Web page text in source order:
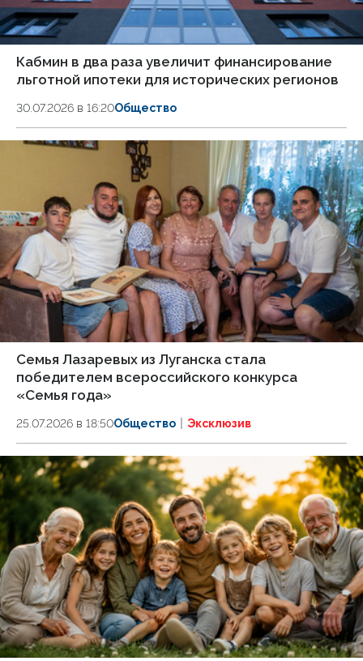
Кабмин в два раза увеличит финансирование
льготной ипотеки для исторических регионов
30.07.2026 в 16:20Общество
Семья Лазаревых из Луганска стала
победителем всероссийского конкурса
«Семья года»
25.07.2026 в 18:50Общество Эксклюзив